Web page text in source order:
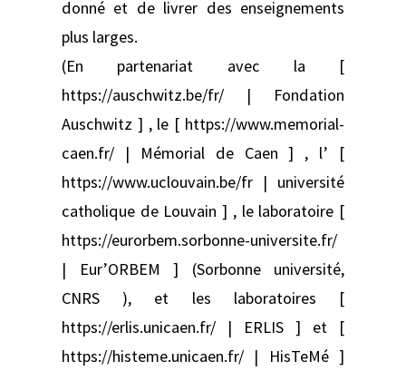
donné et de livrer des enseignements
plus larges.
(En partenariat avec la [
https://auschwitz.be/fr/ | Fondation
Auschwitz ] , le [ https://www.memorial-
caen.fr/ | Mémorial de Caen ] , l’ [
https://www.uclouvain.be/fr | université
catholique de Louvain ] , le laboratoire [
https://eurorbem.sorbonne-universite.fr/
| Eur’ORBEM ] (Sorbonne université,
CNRS ), et les laboratoires [
https://erlis.unicaen.fr/ | ERLIS ] et [
https://histeme.unicaen.fr/ | HisTeMé ]